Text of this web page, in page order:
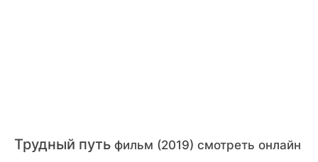
Трудный путь фильм (2019) смотреть онлайн